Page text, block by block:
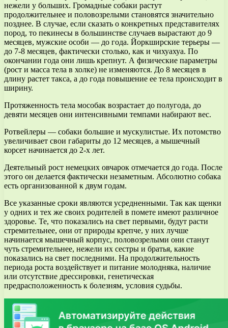
нежели у больших. Громадные собаки растут
продолжительнее и половозрелыми становятся значительно
позднее. В случае, если сказать о конкретных представителях
пород, то пекинесы в большинстве случаев вырастают до 9
месяцев, мужские особи — до года. Йоркширские терьеры —
до 7-8 месяцев, фактически столько, как и чихуахуа. По
окончании года они лишь крепнут. А физические параметры
(рост и масса тела в холке) не изменяются. До 8 месяцев в
длину растет такса, а до года повышение ее тела происходит в
ширину.
Протяженность тела мособак возрастает до полугода, до
девяти месяцев они интенсивными темпами набирают вес.
Ротвейлеры — собаки большие и мускулистые. Их потомство
увеличивает свои габариты до 12 месяцев, а мышечный
корсет начинается до 2-х лет.
Деятельный рост немецких овчарок отмечается до года. После
этого он делается фактически незаметным. Абсолютно собака
есть организованной к двум годам.
Все указанные сроки являются усредненными. Так как щенки
у одних и тех же своих родителей в помете имеют различное
здоровье. Те, что показались на свет первыми, будут расти
стремительнее, они от природы крепче, у них лучше
начинается мышечный корпус, половозрелыми они станут
чуть стремительнее, нежели их сестры и братья, какие
показались на свет последними. На продолжительность
периода роста воздействует и питание молодняка, наличие
или отсутствие дрессировки, генетическая
предрасположенность к болезням, условия судьбы.